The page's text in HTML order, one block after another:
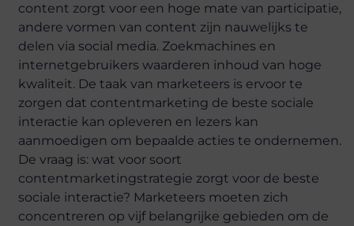
content zorgt voor een hoge mate van participatie,
andere vormen van content zijn nauwelijks te
delen via social media. Zoekmachines en
internetgebruikers waarderen inhoud van hoge
kwaliteit. De taak van marketeers is ervoor te
zorgen dat contentmarketing de beste sociale
interactie kan opleveren en lezers kan
aanmoedigen om bepaalde acties te ondernemen.
De vraag is: wat voor soort
contentmarketingstrategie zorgt voor de beste
sociale interactie? Marketeers moeten zich
concentreren op vijf belangrijke gebieden om de